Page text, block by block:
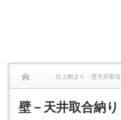
仕上納まり－壁天井取合
壁－天井取合納り